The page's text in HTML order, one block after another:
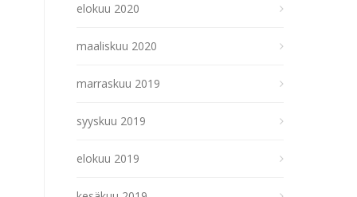
elokuu 2020
maaliskuu 2020
marraskuu 2019
syyskuu 2019
elokuu 2019